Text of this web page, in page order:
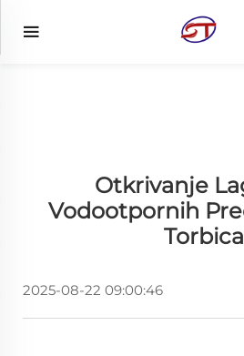
Otkrivanje
Vodootpornih
Torbica
2025-08-22 09:00:46